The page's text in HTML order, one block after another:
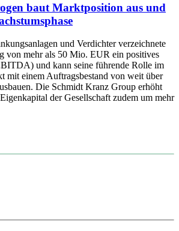
baut Marktposition aus und
und Verdichter verzeichnete
von mehr als 50 Mio. EUR ein positives
und kann seine führende Rolle im
mit einem Auftragsbestand von weit über
Die Schmidt Kranz Group erhöht
der Gesellschaft zudem um mehr